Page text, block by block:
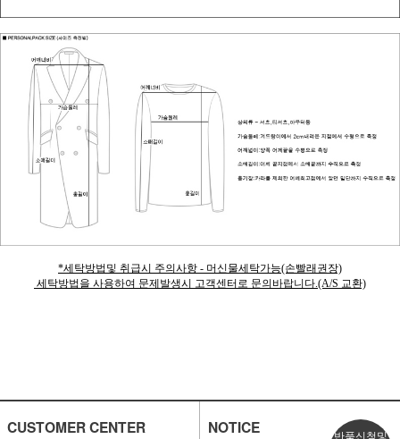
*세탁방법및 취급시 주의사항 - 머신물세탁가능(손빨래권장)
세탁방법을 사용하여 문제발생시 고객센터로 문의바랍니다.(A/S 교환)
CUSTOMER CENTER NOTICE 반품신청및